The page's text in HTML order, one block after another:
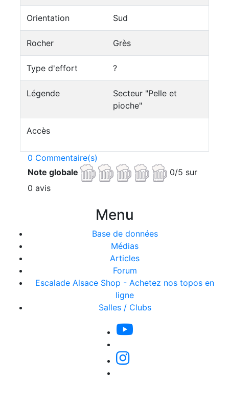
Orientation Sud
Rocher Grès
Type d'effort ?
Légende
Secteur "Pelle et
pioche"
Accès
0 Commentaire(s)
Note globale
0/5 sur
0 avis
Menu
Base de données
Médias
Articles
Forum
Escalade Alsace Shop - Achetez nos topos en
ligne
Salles / Clubs